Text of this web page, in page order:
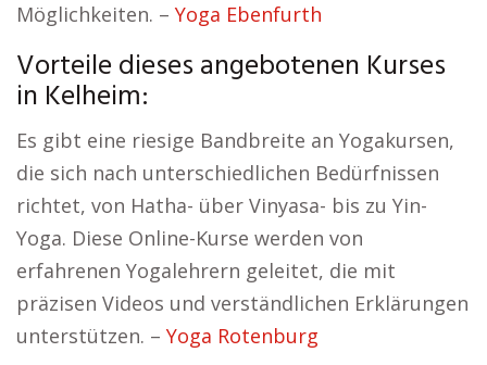
Möglichkeiten. – Yoga Ebenfurth
Vorteile dieses angebotenen Kurses
in Kelheim:
Es gibt eine riesige Bandbreite an Yogakursen,
die sich nach unterschiedlichen Bedürfnissen
richtet, von Hatha- über Vinyasa- bis zu Yin-
Yoga. Diese Online-Kurse werden von
erfahrenen Yogalehrern geleitet, die mit
präzisen Videos und verständlichen Erklärungen
unterstützen. – Yoga Rotenburg